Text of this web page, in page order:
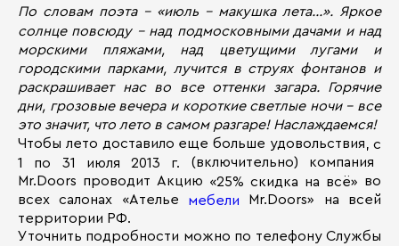
По словам поэта - «июль - макушка лета…». Яркое
солнце повсюду – над подмосковными дачами и над
морскими пляжами, над цветущими лугами и
городскими парками, лучится в струях фонтанов и
раскрашивает нас во все оттенки загара. Горячие
дни, грозовые вечера и короткие светлые ночи – все
это значит, что лето в самом разгаре! Наслаждаемся!
Чтобы лето доставило еще больше удовольствия,
с
1 по 31 июля 2013 г. (включительно) компания
Mr.Doors проводит Акцию «25% скидка на всё» во
всех салонах «Ателье мебели Mr.Doors» на всей
территории РФ.
Уточнить подробности можно по телефону Службы